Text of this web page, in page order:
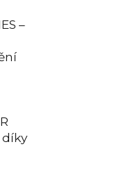
–
díky